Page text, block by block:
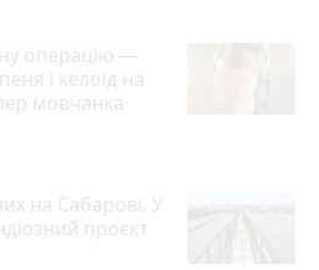
операцію —
і келоїд на
мовчанка
на Сабарові. У
проєкт